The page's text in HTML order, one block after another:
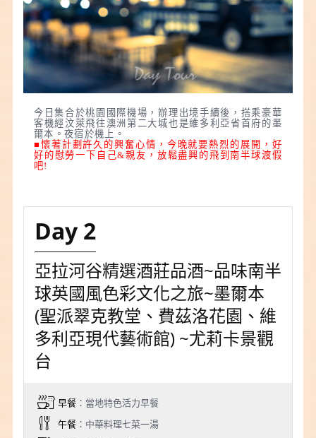
今日集合於桃園國際機場，辦理出境手續後，搭乘豪華
客機經汶萊飛往澳洲第二大城也是維多利亞省首府的墨
爾本。夜宿於機上。
■懷著計劃許久的興奮心情，今晚就要熱烈的展開，好
好的慰勞一下自己&親友，放鬆盡興的飛到南半球渡假
吧!
Day 2
亞拉河谷精選酒莊品酒~品味南半
球英國風色彩文化之旅~墨爾本
(聖派翠克教堂、費茲洛花園、維
多利亞現代藝術館) ~尤莉卡景觀
台
早餐：當地特色活力早餐
午餐：中華料理七菜一湯